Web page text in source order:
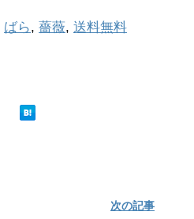
ばら, 薔薇, 送料無料
次の記事